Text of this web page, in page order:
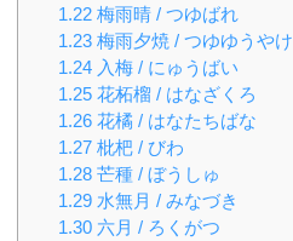
1.22 梅雨晴 / つゆばれ
1.23 梅雨夕焼 / つゆゆうやけ
1.24 入梅 / にゅうばい
1.25 花柘榴 / はなざくろ
1.26 花橘 / はなたちばな
1.27 枇杷 / びわ
1.28 芒種 / ぼうしゅ
1.29 水無月 / みなづき
1.30 六月 / ろくがつ